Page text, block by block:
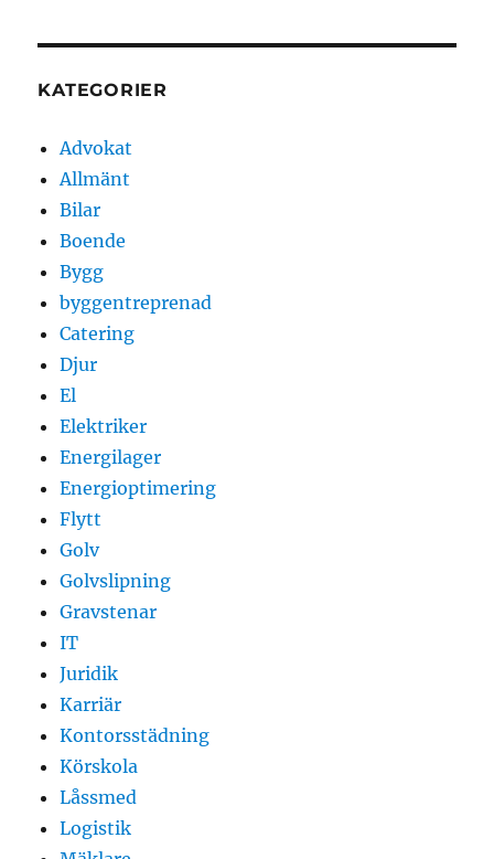
KATEGORIER
Advokat
Allmänt
Bilar
Boende
Bygg
byggentreprenad
Catering
Djur
El
Elektriker
Energilager
Energioptimering
Flytt
Golv
Golvslipning
Gravstenar
IT
Juridik
Karriär
Kontorsstädning
Körskola
Låssmed
Logistik